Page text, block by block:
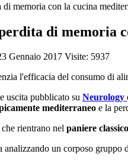
di memoria
Gennaio 2017 Visite: 5937
l'efficacia del consumo di
uscita pubblicato su Neurology
mediterraneo e la
rientrano nel paniere
analizzando un corposo gruppo